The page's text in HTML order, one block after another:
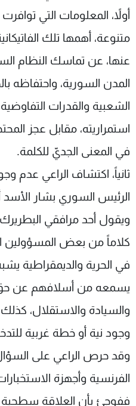
أولاً، المعلومات التي
متنوعة، أهمها تلك
عنها، عن تماسك النظام
المدن السورية، واحتفاظه
الشعبية والقدرات
استمراريته، مقابل عجز
في المعنى الجديّ للكلمة.
ثانياً، اكتشاف الراعي عدم
الرئيس السوري بشار
ويقول أحد مرافقي
كلاماً من بعض
في الحرية والديمقراطية
يسمعه من أسلافهم عن حق
والسيادة والاستقلال،
وجود نية أو خطة غربية
وقد حرص الراعي على
الفرنسية وأجهزة
ففوجئ بأن العلاقة سطحية